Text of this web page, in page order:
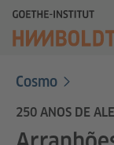
Cosmo
250 ANOS DE